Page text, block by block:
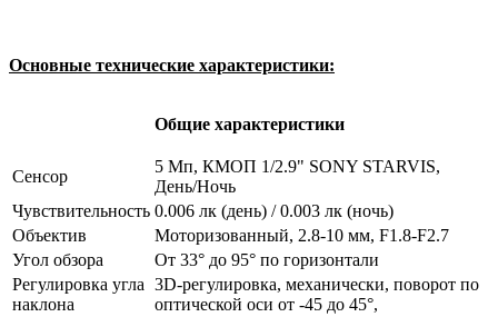
Основные технические характеристики:
Общие характеристики
Сенсор
5 Мп, КМОП 1/2.9" SONY STARVIS,
День/Ночь
Чувствительность 0.006 лк (день) / 0.003 лк (ночь)
Объектив
Моторизованный, 2.8-10 мм, F1.8-F2.7
Угол обзора
От 33° до 95° по горизонтали
Регулировка угла
наклона
3D-регулировка, механически, поворот по
оптической оси от -45 до 45°,